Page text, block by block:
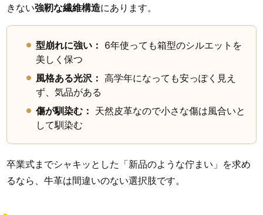
きない強靭な繊維構造にあります。
型崩れに強い： 6年使っても箱型のシルエットを
美しく保つ
風格ある光沢： 高学年になっても安っぽく見え
ず、気品がある
傷が馴染む： 天然皮革なので小さな傷は風合いと
して馴染む
卒業式までシャキッとした「新品のような佇まい」を求め
るなら、牛革は間違いのない選択肢です。